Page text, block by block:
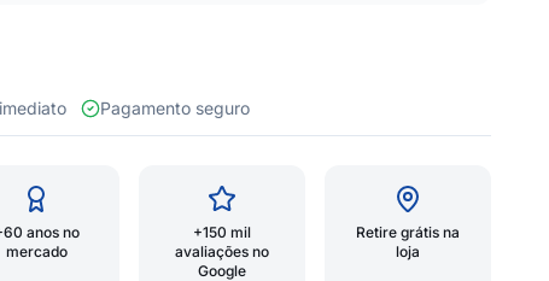
Pagamento seguro
anos no
mercado
+150 mil
avaliações no
Google
Retire grátis na
loja